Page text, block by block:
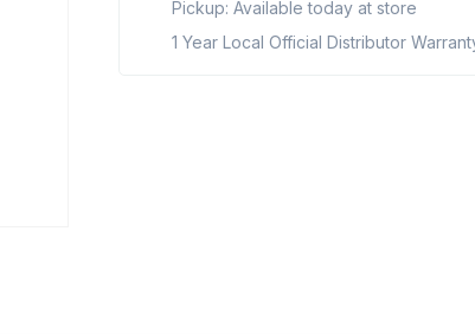
Pickup: Available today at store
1 Year Local Official Distributor